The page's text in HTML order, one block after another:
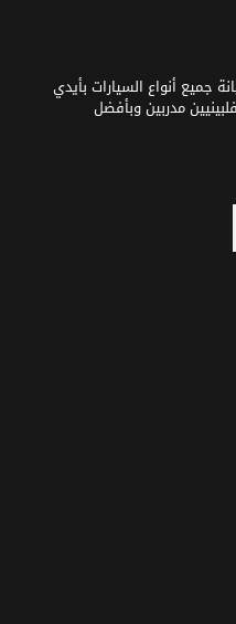
جميع أنواع السيارات بأيدي
مدربين وبأفضل